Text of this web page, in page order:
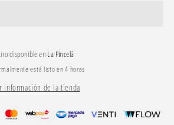
disponible en La Pincelá
está listo en 4 horas
información de la tienda